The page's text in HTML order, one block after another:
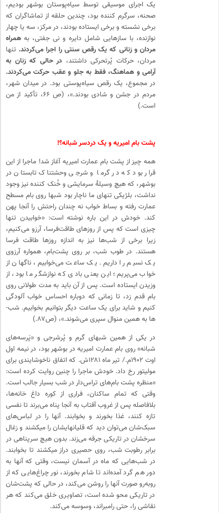
یک اجرای موسیقی توسط سیاه‌­پوستان بوشهر بودیم،
صحنه، سرگرم کننده بود، چندین حلقه از تماشاگران که
برخی نشسته و برخی ایستاده بودند، در مرکز، سه یا چهار
نوازنده، با سازهایی شامل دایره و نی جفتی، به همراه
مردان و زنانی که یک رقص سنتی را اجرا می­‌کردند. تنها
مردان، حرکات پُرتحرکی داشتند، در حالی که زنان به
آرامی و هماهنگ، فقط به جلو و عقب حرکت می­‌کردند.
در مجموع، یک رقص سیاه­‌پوستی بود. در میدان شهر،
مردم در جشن و شادی بودند.»، (ص ۶۶، تأکید از من
است.)
پشت بام امیریه و یک دردسر شبانه؟!
همه چیز از پشت بام عمارت امیریه آغاز شد! ماجرا از این
قرار بود که در گرما و شرجی وحشتناک تابستان در
بوشهر، که هیچ وسیلۀ سرمایشی و خُنک کننده نیز وجود
نداشت، بلژیکی تنهای ما ناچار بود شب­ها روی بام مسطح
عمارت رفته و بساط خواب نه چندان راحتش را آن­جا پهن
کند. خودش در این باره نوشته است: «خوابیدن تنها
چیزی است که پس از روزهای طاقت‌­فرسا، آرزو می­‌کنیم،
زیرا برخی از شب‌­ها نیز به اندازه روزها طاقت فرسا
هستند. در طوب شب، بر روی پشت‌­بام، همواره آرزوی
یک نسیم را داریم. یک ساعت می­‌خوابیم، ناگهان از
خواب می­‌پریم؛ این یعنی بادی که نوازشگر ما بود، از
وزیدن ایستاده است. پس از آن باید به مدت طولانی روی
بام قدم زد، تا زمانی که دوباره احساس خواب آلودگی
کنیم و شاید برای یک ساعت دیگر بتوانیم بخوابیم. شب‌­
ها به همین منوال سپری می­‌شوند.»، (ص۸۷.)
در یکی از همین شب­های گرم و پُرشرجی و «پَرسه­‌های
شبانه» روی بام عمارت امیریه در بوشهر بود، در نیمه اول
اوت ۱۹۰۲م./ تیر ماه ۱۲۸۱ش. که اتفاق ناخوشایندی برای
مولیتور رخ داد. خودش ماجرا را چنین روایت کرده است:
«منظره پشت بام­‌های تراس­‌دار در شب بسیار جالب است.
وقتی که تمام ساکنان، فراری از کوره داغ خانه‌­ها،
بلافاصله پس از غروب آفتاب به آن­جا پناه می‌برند تا نفسی
تازه کنند، غذا بخورند و بخوابند. آن­ها را در لباس­‌های
سبک‌­شان می­‌توان دید که قلیان­هایشان را می­کشند و زغال
سرخشان در تاریکی جرقه می‌­زند. بدون هیچ سرپناهی در
برابر رطوبت شب، روی حصیری دراز می­کشند تا بخوابند.
در شب‌­هایی که ماه در آسمان نیست، وقتی که آن­ها به
دور هم گرد آمده‌­اند تا شام بخورند، نور چراغ‌­هایی که از
روبه­‌رو صورت آن­ها را روشن می­‌کند، در حالی که پشت‌شان
در تاریکی محو شده است، تصاویری خلق می­‌کند که هر
نقاشی را، حتی رامبراند، وسوسه می­‌کند.